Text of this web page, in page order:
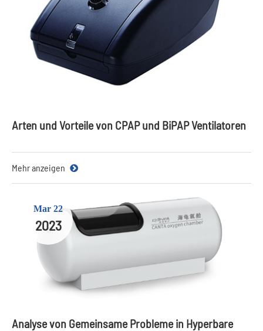
Arten und Vorteile von CPAP und BiPAP Ventilatoren
Mehr anzeigen
Mar 22
2023
Analyse von Gemeinsame Probleme in Hyperbare